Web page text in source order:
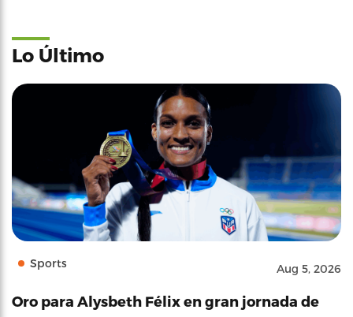
Lo Último
Sports Aug 5, 2026
Oro para Alysbeth Félix en gran jornada de